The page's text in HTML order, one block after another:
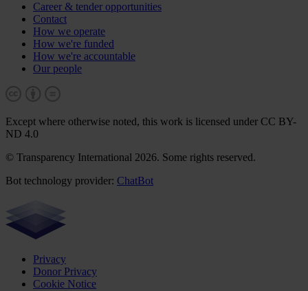
Career & tender opportunities
Contact
How we operate
How we're funded
How we're accountable
Our people
Except where otherwise noted, this work is licensed under CC BY-
ND 4.0
© Transparency International 2026. Some rights reserved.
Bot technology provider: ChatBot
Privacy
Donor Privacy
Cookie Notice